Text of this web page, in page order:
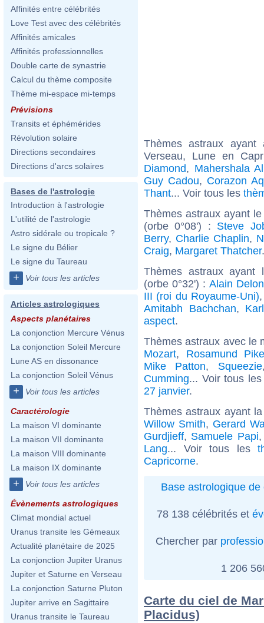
Affinités entre célébrités
Love Test avec des célébrités
Affinités amicales
Affinités professionnelles
Double carte de synastrie
Calcul du thème composite
Thème mi-espace mi-temps
Prévisions
Transits et éphémérides
Révolution solaire
Directions secondaires
Directions d'arcs solaires
Bases de l'astrologie
Introduction à l'astrologie
L'utilité de l'astrologie
Astro sidérale ou tropicale ?
Le signe du Bélier
Le signe du Taureau
+ Voir tous les articles
Articles astrologiques
Aspects planétaires
La conjonction Mercure Vénus
La conjonction Soleil Mercure
Lune AS en dissonance
La conjonction Soleil Vénus
+ Voir tous les articles
Caractérologie
La maison VI dominante
La maison VII dominante
La maison VIII dominante
La maison IX dominante
+ Voir tous les articles
Évènements astrologiques
Climat mondial actuel
Uranus transite les Gémeaux
Actualité planétaire de 2025
La conjonction Jupiter Uranus
Jupiter et Saturne en Verseau
La conjonction Saturne Pluton
Jupiter arrive en Sagittaire
Uranus transite le Taureau
Thèmes astraux
Verseau, Lune en
Diamond, Mahershala
Guy Cadou, Corazon
Thant... Voir tous les
Thèmes astraux ayant
(orbe 0°08') : Steve
Berry, Charlie Chaplin,
Craig, Margaret Thatcher
Thèmes astraux ayant
(orbe 0°32') : Alain Delon
III (roi du Royaume-Uni)
Amitabh Bachchan,
aspect.
Thèmes astraux avec le
Mozart, Rosamund Pike
Mike Patton, Squeezie
Cumming... Voir tous
27 janvier.
Thèmes astraux ayant
Willow Smith, Gerard
Gurdjieff, Samuele Papi
Lang... Voir tous les
Capricorne.
Base astrologique de
78 138 célébrités et
Chercher par
1 206
Carte du ciel de
Placidus)